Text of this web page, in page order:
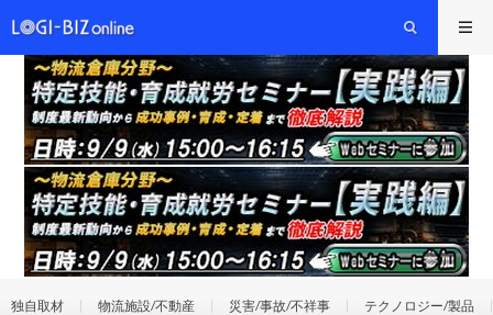
独自取材 物流施設/不動産 災害/事故/不祥事 テクノロジー/製品